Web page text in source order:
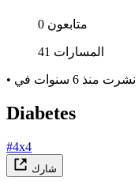
0 متابعون
41 المسارات
• نشرت منذ 6 سنوات
Diabetes
#4x4
شارك